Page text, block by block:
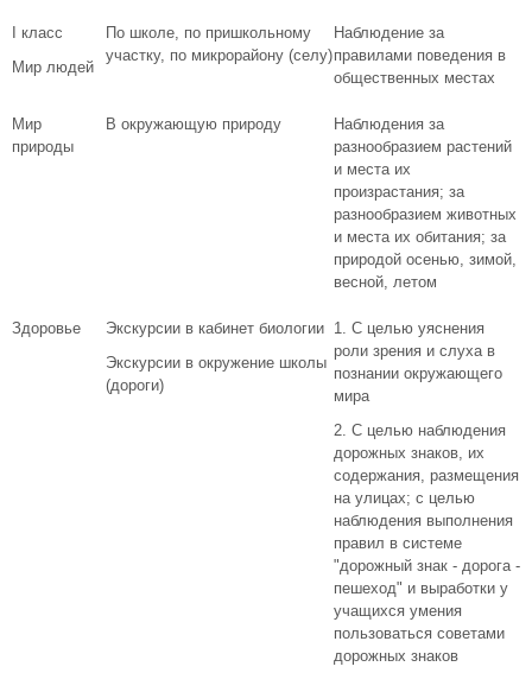
I класс
Мир людей
По школе, по пришкольному
участку, по микрорайону (селу)
Наблюдение за
правилами поведения в
общественных местах
Мир
природы
В окружающую природу
Наблюдения за
разнообразием растений
и места их
произрастания; за
разнообразием животных
и места их обитания; за
природой осенью, зимой,
весной, летом
Здоровье
Экскурсии в кабинет биологии
Экскурсии в окружение школы
(дороги)
1. С целью уяснения
роли зрения и слуха в
познании окружающего
мира
2. С целью наблюдения
дорожных знаков, их
содержания, размещения
на улицах; с целью
наблюдения выполнения
правил в системе
"дорожный знак - дорога -
пешеход" и выработки у
учащихся умения
пользоваться советами
дорожных знаков